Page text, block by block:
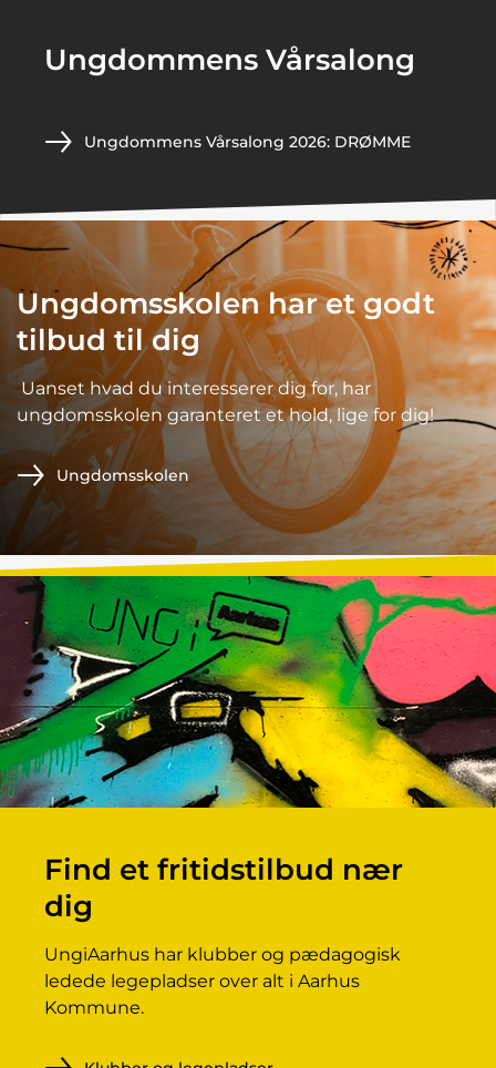
Ungdommens Vårsalong
Ungdommens Vårsalong 2026: DRØMME
Ungdomsskolen har et godt
tilbud til dig
Uanset hvad du interesserer dig for, har
ungdomsskolen garanteret et hold, lige for dig!
Ungdomsskolen
Find et fritidstilbud nær
dig
UngiAarhus har klubber og pædagogisk
ledede legepladser over alt i Aarhus
Kommune.